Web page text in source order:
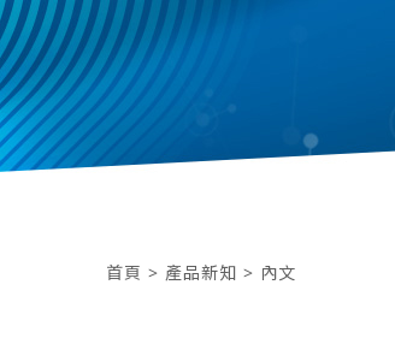
首頁 > 產品新知 > 內文